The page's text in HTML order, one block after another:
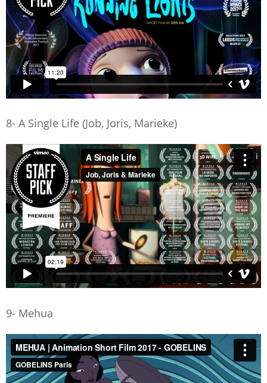
8- A Single Life (Job, Joris, Marieke)
9- Mehua